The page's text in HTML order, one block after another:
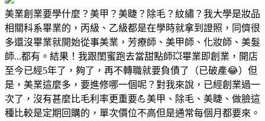
美業創業要學什麼？美甲？美睫？除毛？紋繡？我大學是妝品
相關科系畢業的，丙級、乙級都是在學時就拿到證照，同儕很
多還沒畢業就開始從事美業，芳療師、美甲師、化妝師、美髮
師...都有。結果！我跟閨蜜跑去當甜點師💥畢業即創業，開店
至今已經5年了，夠了，再不轉職就要負債了（已破產😂）但
是，美業這麼多，要進修哪一個呢？對我來說，已經創業過一
次了，沒有甚麼比毛利率更重要💪美甲、除毛、美睫、做臉這
種比較是定期回購的，單次價位不高但是通常每個月都要來。